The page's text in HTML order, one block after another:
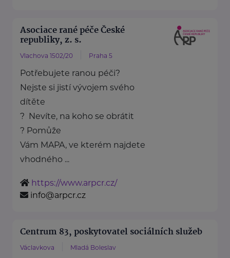
Asociace rané péče České
republiky, z. s.
Vlachova 1502/20 Praha 5
Potřebujete ranou péči?
Nejste si jistí vývojem svého
dítěte
? Nevíte, na koho se obrátit
? Pomůže
Vám MAPA, ve kterém najdete
vhodného ...
https://www.arpcr.cz/
info@arpcr.cz
Centrum 83, poskytovatel sociálních služeb
Václavkova Mladá Boleslav